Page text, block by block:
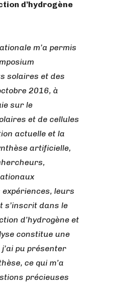
d’hydrogène
m’a permis
solaires et des
2016, à
sur le
et de cellules
actuelle et la
artificielle,
leurs
s’inscrit dans le
d’hydrogène et
constitue une
pu présenter
ce qui m’a
précieuses